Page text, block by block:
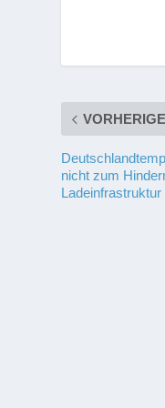
VORHERIGE
nicht zum
Ladeinfrastruktur